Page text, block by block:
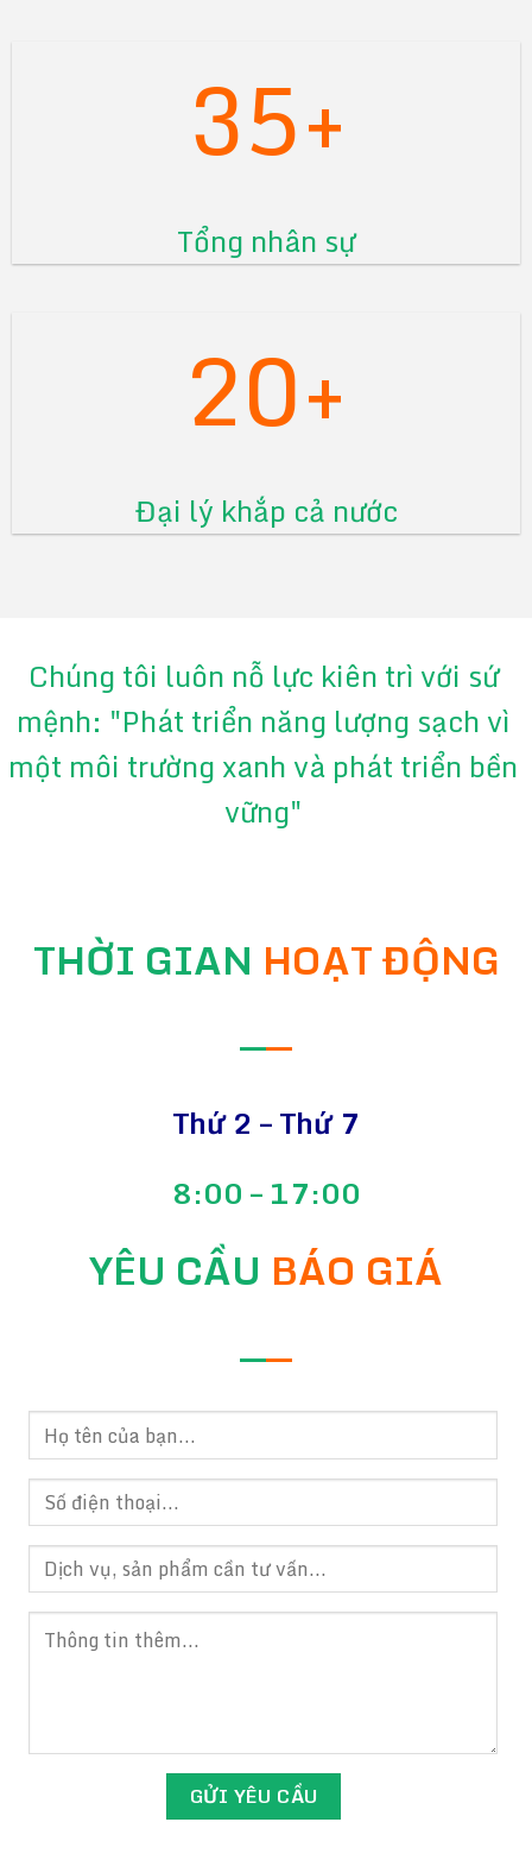
35+
Tổng nhân sự
20+
Đại lý khắp cả nước
Chúng tôi luôn nỗ lực kiên trì với sứ
mệnh: "Phát triển năng lượng sạch vì
một môi trường xanh và phát triển bền
vững"
THỜI GIAN HOẠT ĐỘNG
——
Thứ 2 – Thứ 7
8:00 – 17:00
YÊU CẦU BÁO GIÁ
——